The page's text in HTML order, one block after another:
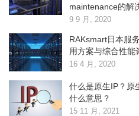
maintenance的解
9 9 月, 2020
RAKsmart日本服
用方案与综合性能
16 4 月, 2020
什么是原生IP？原
什么意思？
15 11 月, 2021